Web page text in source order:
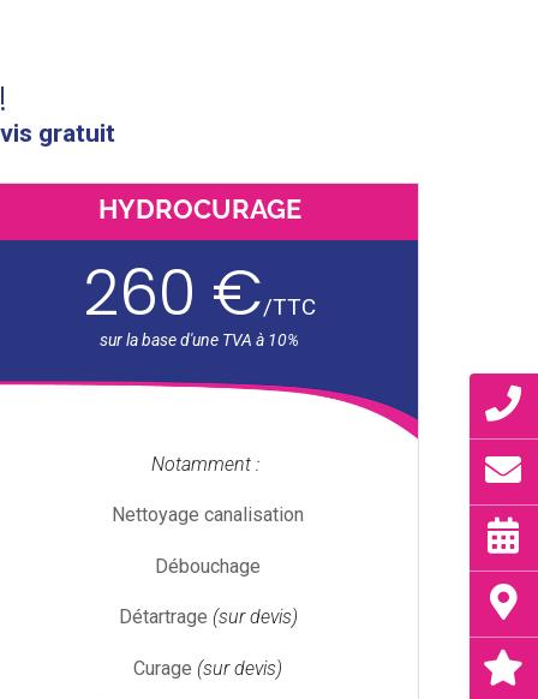
gratuit
HYDROCURAGE
260 €/TTC
Notamment :
Nettoyage canalisation
Débouchage
Détartrage (sur devis)
Curage (sur devis)